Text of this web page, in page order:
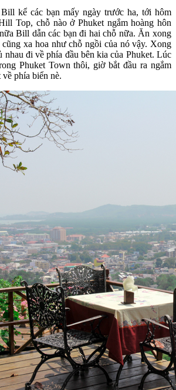
kể các bạn mấy ngày trước ha, tới hôm
Top, chỗ nào ở Phuket ngắm hoàng hôn
Bill dẫn các bạn đi hai chỗ nữa. Ăn xong
cũng xa hoa như chỗ ngồi của nó vậy. Xong
nhau đi về phía đầu bên kia của Phuket. Lúc
Phuket Town thôi, giờ bắt đầu ra ngắm
phía biển nè.